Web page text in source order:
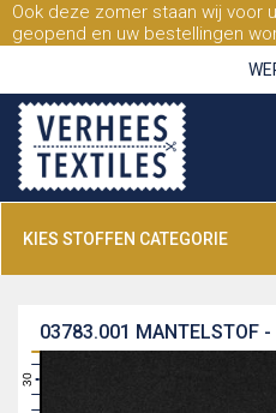
Ook deze zomer staan wij voor
geopend en uw bestellingen
KIES STOFFEN CATEGORIE
MANTELSTOF -
03783.001